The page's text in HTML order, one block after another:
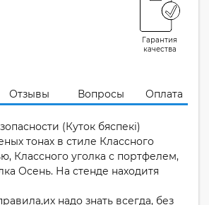
Гарантия
качества
Отзывы Вопросы Оплата
(Куток бяспекi)
тонах в стиле Классного
Классного уголка с портфелем,
Осень. На стенде находитя
надо знать всегда, без